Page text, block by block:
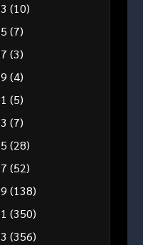
(10)
(7)
(3)
(4)
(5)
(7)
(28)
(52)
(138)
(350)
(356)